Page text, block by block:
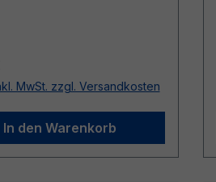
Preis:
MwSt. zzgl. Versandkosten
In den Warenkorb